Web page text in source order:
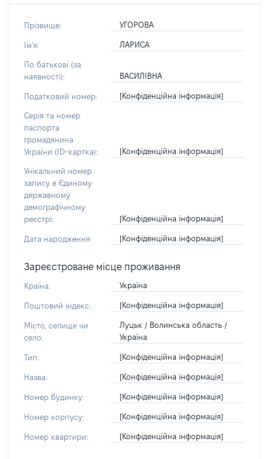
Прізвище: УГОРОВА
Ім'я: ЛАРИСА
По батькові (за
наявності):
ВАСИЛІВНА
Податковий номер: [Конфіденційна інформація]
Серія та номер
паспорта
громадянина
України (ID-картка):
[Конфіденційна інформація]
Унікальний номер
запису в Єдиному
державному
демографічному
реєстрі:
[Конфіденційна інформація]
Дата народження: [Конфіденційна інформація]
Зареєстроване місце проживання
Країна: Україна
Поштовий індекс: [Конфіденційна інформація]
Місто, селище чи
село:
Луцьк / Волинська область /
Україна
Тип: [Конфіденційна інформація]
Назва: [Конфіденційна інформація]
Номер будинку: [Конфіденційна інформація]
Номер корпусу: [Конфіденційна інформація]
Номер квартири: [Конфіденційна інформація]